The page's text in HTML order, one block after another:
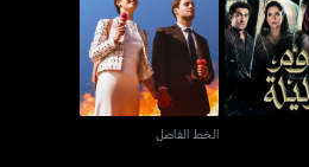
وليلة الخط الفاصل
الخط الفاصل